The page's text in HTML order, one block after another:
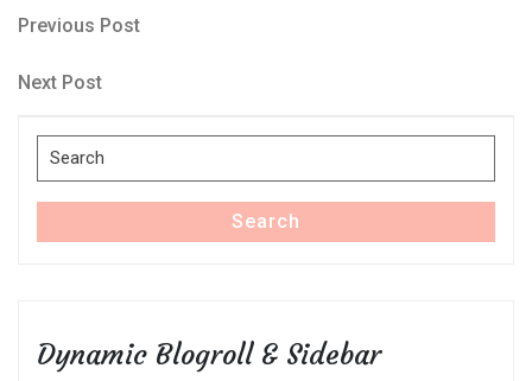
Post
navigation
Previous
Previous Post
Next
Next Post
Search
for:
Search
Dynamic Blogroll & Sidebar